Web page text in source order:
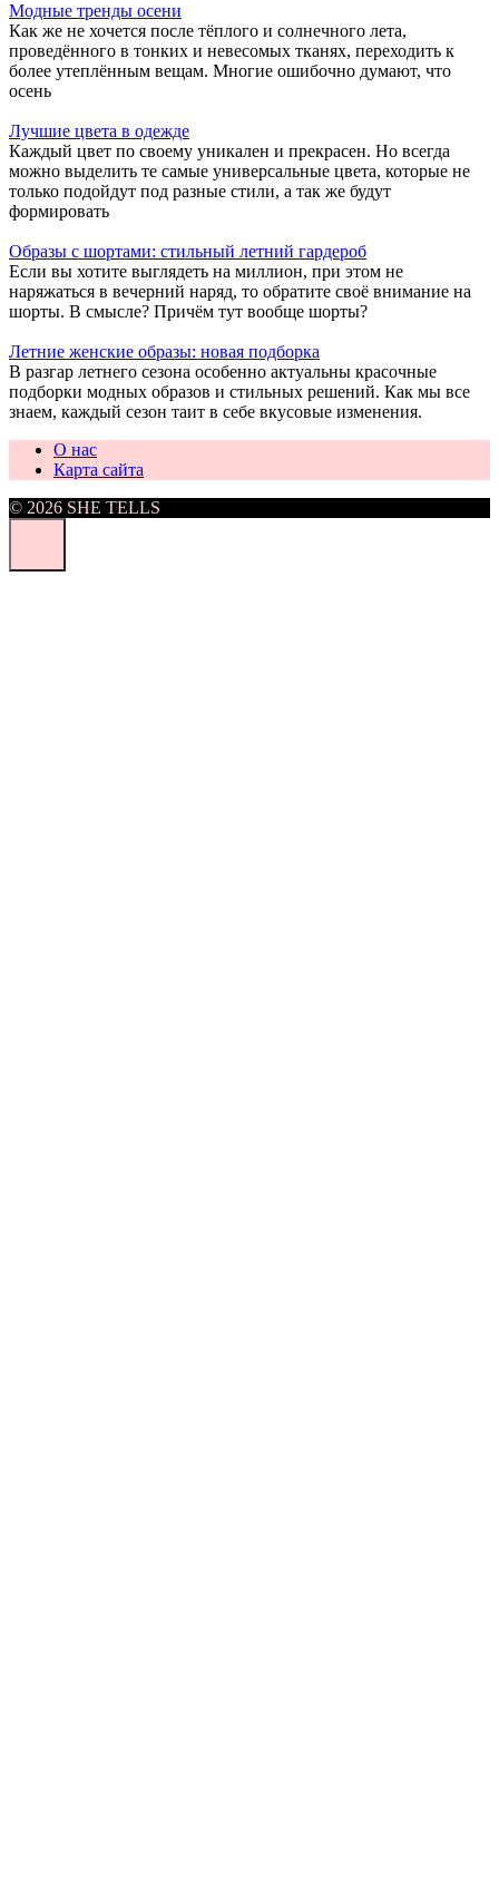
Модные тренды осени
Как же не хочется после тёплого и солнечного лета,
проведённого в тонких и невесомых тканях, переходить к
более утеплённым вещам. Многие ошибочно думают, что
осень
Лучшие цвета в одежде
Каждый цвет по своему уникален и прекрасен. Но всегда
можно выделить те самые универсальные цвета, которые не
только подойдут под разные стили, а так же будут
формировать
Образы с шортами: стильный летний гардероб
Если вы хотите выглядеть на миллион, при этом не
наряжаться в вечерний наряд, то обратите своё внимание на
шорты. В смысле? Причём тут вообще шорты?
Летние женские образы: новая подборка
В разгар летнего сезона особенно актуальны красочные
подборки модных образов и стильных решений. Как мы все
знаем, каждый сезон таит в себе вкусовые изменения.
О нас
Карта сайта
© 2026 SHE TELLS